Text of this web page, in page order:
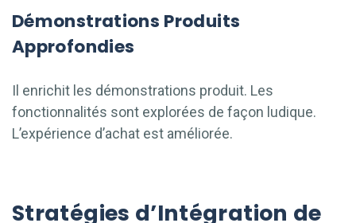
Démonstrations Produits
Approfondies
Il enrichit les démonstrations produit. Les
fonctionnalités sont explorées de façon ludique.
L’expérience d’achat est améliorée.
Stratégies d’Intégration de